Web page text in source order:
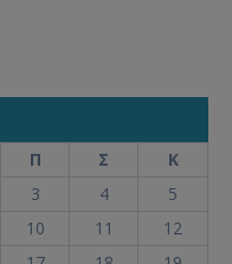
Π Σ
Κ
3 4
5
10 11
12